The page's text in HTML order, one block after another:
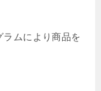
ラムにより商品を